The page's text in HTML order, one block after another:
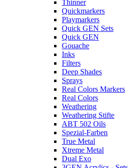
Thinner
Quickmarkers
Playmarkers
Quick GEN Sets
Quick GEN
Gouache
Inks
Filters
Deep Shades
Sprays
Real Colors Markers
Real Colors
Weathering
Weathering Stifte
ABT 502 Oils
Spezial-Farben
True Metal
Xtreme Metal
Dual Exo